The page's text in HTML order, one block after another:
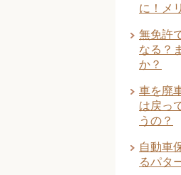
に！メ
無免許
なる？
か？
車を廃
は戻っ
うの？
自動車
るパタ